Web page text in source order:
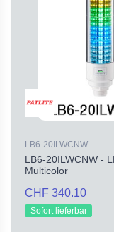
LB6-20ILWCNW
LB6-20ILWCNW -
Multicolor
CHF 340.10
Sofort lieferbar